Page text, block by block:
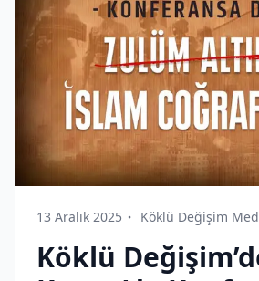
13 Aralık 2025 Köklü Değişim
Köklü